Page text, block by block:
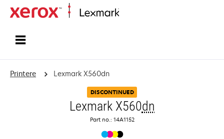
Printere Lexmark X560dn
DISCONTINUED
Lexmark X560dn
Part no.: 14A1152